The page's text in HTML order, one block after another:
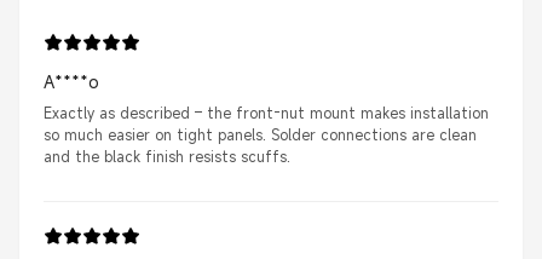
A****o
Exactly as described – the front-nut mount makes installation
so much easier on tight panels. Solder connections are clean
and the black finish resists scuffs.